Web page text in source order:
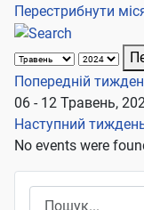
Перестрибнути
Попередній
06 - 12 Травень,
Наступний
No events were